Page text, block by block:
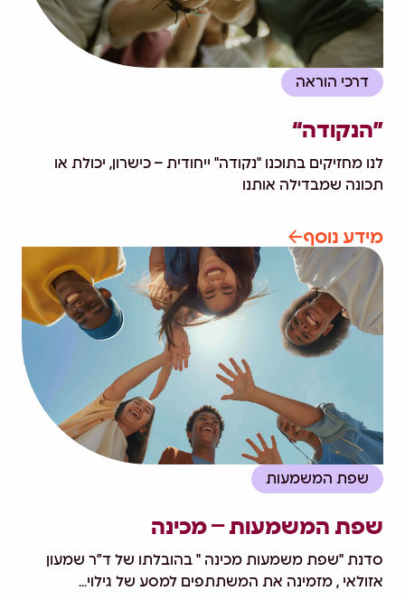
דרכי הוראה
”הנקודה“
לנו מחזיקים בתוכנו "נקודה" ייחודית – כישרון, יכולת או
תכונה שמבדילה אותנו
מידע נוסף
שפת המשמעות
שפת המשמעות – מכינה
סדנת "שפת משמעות מכינה " בהובלתו של ד”ר שמעון
אזולאי , מזמינה את המשתתפים למסע של גילוי...